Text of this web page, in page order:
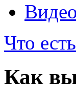
Видео
Что
Как